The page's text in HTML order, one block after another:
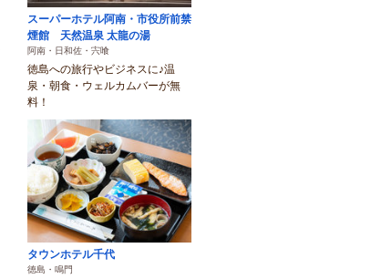
スーパーホテル阿南・市役所前禁
煙館 天然温泉 太龍の湯
阿南・日和佐・宍喰
徳島への旅行やビジネスに♪温
泉・朝食・ウェルカムバーが無
料！
タウンホテル千代
徳島・鳴門